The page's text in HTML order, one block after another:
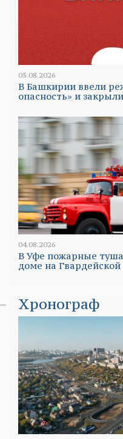
05.08.2026
В Башкирии ввели
опасность» и
04.08.2026
В Уфе пожарные
доме на Гвардейской
Хронограф